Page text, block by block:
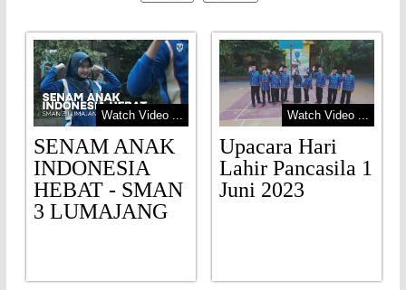
Watch Video ...
SENAM ANAK
INDONESIA
HEBAT - SMAN
3 LUMAJANG
Watch Video ...
Upacara Hari
Lahir Pancasila 1
Juni 2023